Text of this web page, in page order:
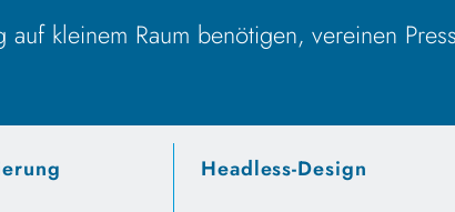
kleinem Raum benötigen, vereinen
Headless-Design